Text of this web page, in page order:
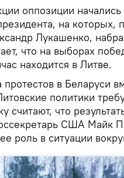
оппозиции
на
Лукашенко,
что на выборах
находится в Литве.
в Беларуси
политики
считают, что
США Майк
роль в ситуации